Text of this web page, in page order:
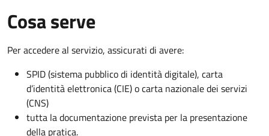
Cosa serve
Per accedere al servizio, assicurati di avere:
SPID (sistema pubblico di identità digitale), carta
d’identità elettronica (CIE) o carta nazionale dei servizi
(CNS)
tutta la documentazione prevista per la presentazione
della pratica.